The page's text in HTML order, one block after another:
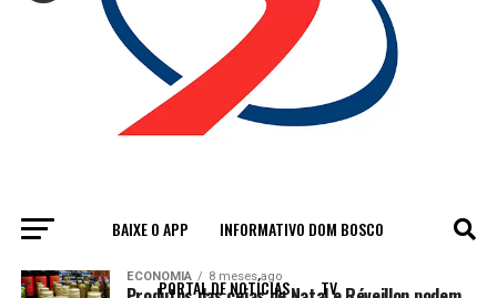
BAIXE O APP INFORMATIVO DOM BOSCO
PORTAL DE NOTÍCIAS TV
All posts tagged "ceias"
ECONOMIA 8 meses ago